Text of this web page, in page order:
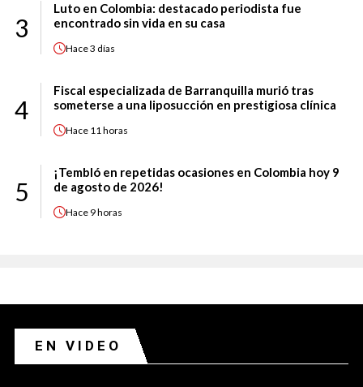
3
Luto en Colombia: destacado periodista fue
encontrado sin vida en su casa
Hace3 días
4
Fiscal especializada de Barranquilla murió tras
someterse a una liposucción en prestigiosa clínica
Hace 11 horas
5
¡Tembló en repetidas ocasiones en Colombia hoy 9
de agosto de 2026!
Hace 9 horas
EN VIDEO